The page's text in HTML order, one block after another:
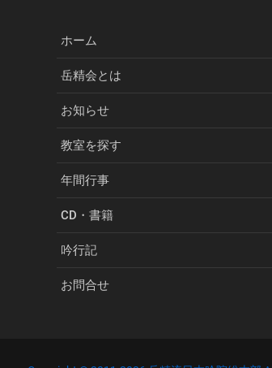
ホーム
岳精会とは
お知らせ
教室を探す
年間行事
CD・書籍
吟行記
お問合せ